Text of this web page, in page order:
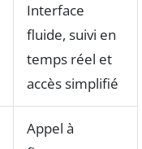
Interface
fluide, suivi en
temps réel et
accès simplifié
Appel à